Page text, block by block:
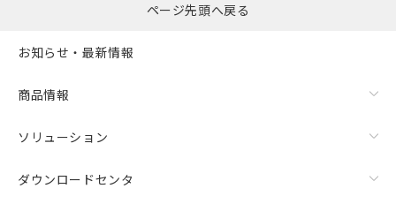
ページ先頭へ戻る
お知らせ・最新情報
商品情報
ソリューション
ダウンロードセンタ